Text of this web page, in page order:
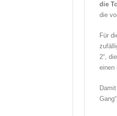
die
die
Für
2“,
einen